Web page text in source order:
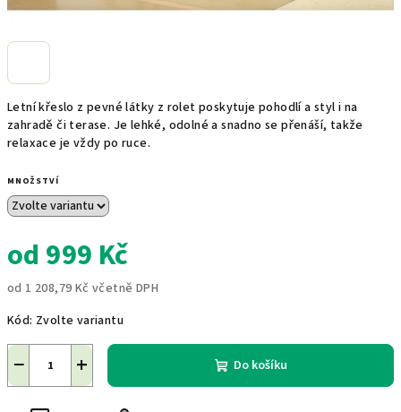
Letní křeslo z pevné látky z rolet poskytuje pohodlí a styl i na
zahradě či terase. Je lehké, odolné a snadno se přenáší, takže
relaxace je vždy po ruce.
MNOŽSTVÍ
od 999 Kč
od 1 208,79 Kč včetně DPH
cena:
Kód: Zvolte variantu
+
− Do košíku